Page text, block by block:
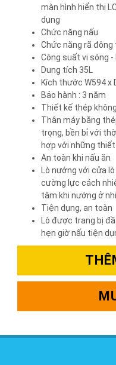
màn hình hiển thị
dụng
Chức năng nấu
Chức năng rã
Công suất vi sóng
Dung tích 35L
Kích thước W594 x
Bảo hành : 3 năm
Thiết kế thép
Thân máy bằng
trọng, bền bỉ với
hợp với những
An toàn khi nấu ăn
Lò nướng với cửa
cường lực cách
tâm khi nướng ở
Tiện dụng, an toàn
Lò được trang bị
hẹn giờ nấu tiện